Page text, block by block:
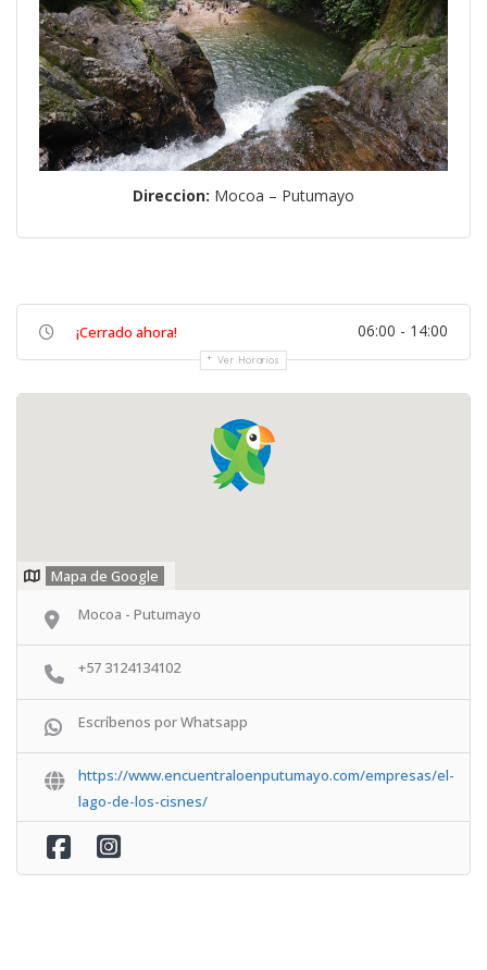
Direccion: Mocoa – Putumayo
¡Cerrado ahora! 06:00 - 14:00
Ver Horarios
Mapa de Google
Mocoa - Putumayo
+57 3124134102
Escríbenos por Whatsapp
https://www.encuentraloenputumayo.com/empresas/el-
lago-de-los-cisnes/